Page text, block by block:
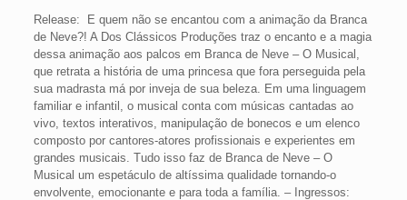
Release: E quem não se encantou com a animação da Branca
de Neve?! A Dos Clássicos Produções traz o encanto e a magia
dessa animação aos palcos em Branca de Neve – O Musical,
que retrata a história de uma princesa que fora perseguida pela
sua madrasta má por inveja de sua beleza. Em uma linguagem
familiar e infantil, o musical conta com músicas cantadas ao
vivo, textos interativos, manipulação de bonecos e um elenco
composto por cantores-atores profissionais e experientes em
grandes musicais. Tudo isso faz de Branca de Neve – O
Musical um espetáculo de altíssima qualidade tornando-o
envolvente, emocionante e para toda a família. – Ingressos: